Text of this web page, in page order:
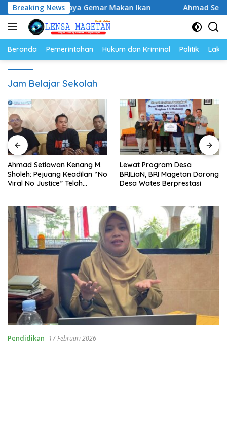
Langsung
ke
konten
Breaking News
Budaya Gemar Makan Ikan Ahmad Setiawan
Beranda Pemerintahan Hukum dan Kriminal Politik
Jam Belajar Sekolah
Ahmad Setiawan Kenang M.
Sholeh: Pejuang Keadilan “No
Viral No Justice” Telah
Lewat Program Desa
BRILiaN, BRI Magetan Dorong
Desa Wates Berprestasi
Pendidikan 17 Februari 2026